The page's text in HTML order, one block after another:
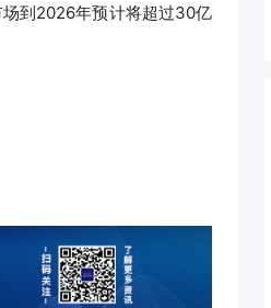
到2026年预计将超过30亿